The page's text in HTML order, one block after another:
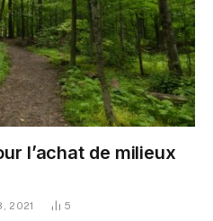
l’achat de milieux
2021 5